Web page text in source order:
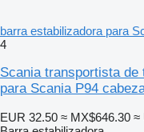
barra estabilizadora para
4
Scania transportista de
para Scania P94
EUR 32.50 ≈ MX$646.30 ≈